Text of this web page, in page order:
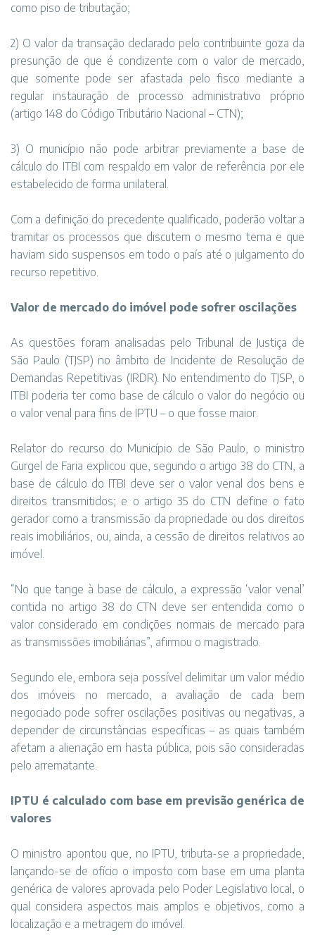
como piso de tributação;
2) O valor da transação declarado pelo contribuinte goza da
presunção de que é condizente com o valor de mercado,
que somente pode ser afastada pelo fisco mediante a
regular instauração de processo administrativo próprio
(artigo 148 do Código Tributário Nacional – CTN);
3) O município não pode arbitrar previamente a base de
cálculo do ITBI com respaldo em valor de referência por ele
estabelecido de forma unilateral.
Com a definição do precedente qualificado, poderão voltar a
tramitar os processos que discutem o mesmo tema e que
haviam sido suspensos em todo o país até o julgamento do
recurso repetitivo.
Valor de mercado do imóvel pode sofrer oscilações
As questões foram analisadas pelo Tribunal de Justiça de
São Paulo (TJSP) no âmbito de Incidente de Resolução de
Demandas Repetitivas (IRDR). No entendimento do TJSP, o
ITBI poderia ter como base de cálculo o valor do negócio ou
o valor venal para fins de IPTU – o que fosse maior.
Relator do recurso do Município de São Paulo, o ministro
Gurgel de Faria explicou que, segundo o artigo 38 do CTN, a
base de cálculo do ITBI deve ser o valor venal dos bens e
direitos transmitidos; e o artigo 35 do CTN define o fato
gerador como a transmissão da propriedade ou dos direitos
reais imobiliários, ou, ainda, a cessão de direitos relativos ao
imóvel.
“No que tange à base de cálculo, a expressão ‘valor venal’
contida no artigo 38 do CTN deve ser entendida como o
valor considerado em condições normais de mercado para
as transmissões imobiliárias”, afirmou o magistrado.
Segundo ele, embora seja possível delimitar um valor médio
dos imóveis no mercado, a avaliação de cada bem
negociado pode sofrer oscilações positivas ou negativas, a
depender de circunstâncias específicas – as quais também
afetam a alienação em hasta pública, pois são consideradas
pelo arrematante.
IPTU é calculado com base em previsão genérica de
valores
O ministro apontou que, no IPTU, tributa-se a propriedade,
lançando-se de ofício o imposto com base em uma planta
genérica de valores aprovada pelo Poder Legislativo local, o
qual considera aspectos mais amplos e objetivos, como a
localização e a metragem do imóvel.